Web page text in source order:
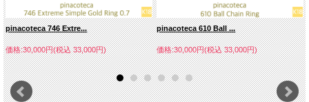
pinacoteca 746 Extre...
価格:30,000円(税込 33,000円)
pinacoteca 610 Ball ...
価格:30,000円(税込 33,000円)